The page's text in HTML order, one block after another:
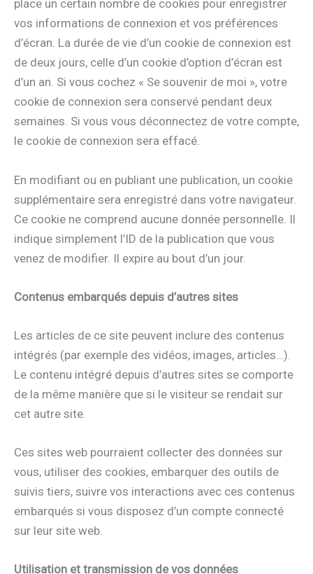
place un certain nombre de cookies pour enregistrer
vos informations de connexion et vos préférences
d’écran. La durée de vie d’un cookie de connexion est
de deux jours, celle d’un cookie d’option d’écran est
d’un an. Si vous cochez « Se souvenir de moi », votre
cookie de connexion sera conservé pendant deux
semaines. Si vous vous déconnectez de votre compte,
le cookie de connexion sera effacé.
En modifiant ou en publiant une publication, un cookie
supplémentaire sera enregistré dans votre navigateur.
Ce cookie ne comprend aucune donnée personnelle. Il
indique simplement l’ID de la publication que vous
venez de modifier. Il expire au bout d’un jour.
Contenus embarqués depuis d’autres sites
Les articles de ce site peuvent inclure des contenus
intégrés (par exemple des vidéos, images, articles…).
Le contenu intégré depuis d’autres sites se comporte
de la même manière que si le visiteur se rendait sur
cet autre site.
Ces sites web pourraient collecter des données sur
vous, utiliser des cookies, embarquer des outils de
suivis tiers, suivre vos interactions avec ces contenus
embarqués si vous disposez d’un compte connecté
sur leur site web.
Utilisation et transmission de vos données